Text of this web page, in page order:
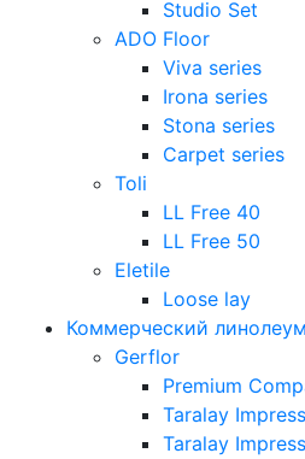
Studio Set
ADO Floor
Viva series
Irona series
Stona series
Carpet series
Toli
LL Free 40
LL Free 50
Eletile
Loose lay
Коммерческий линолеум
Gerflor
Premium
Taralay
Taralay